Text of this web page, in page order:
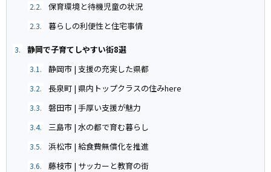
2.2. 保育環境と待機児童の状況
2.3. 暮らしの利便性と住宅事情
3. 静岡で子育てしやすい街8選
3.1. 静岡市 | 支援の充実した県都
3.2. 長泉町 | 県内トップクラスの住みhere
3.3. 磐田市 | 手厚い支援が魅力
3.4. 三島市 | 水の都で育む暮らし
3.5. 浜松市 | 給食費無償化を推進
3.6. 藤枝市 | サッカーと教育の街